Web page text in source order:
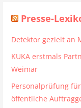
Presse-
Detektor gezielt an
KUKA erstmals
Weimar
Personalprüfung
öffentliche